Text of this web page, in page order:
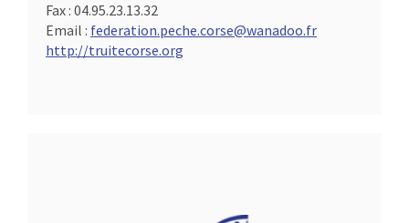
Fax : 04.95.23.13.32
Email : federation.peche.corse@wanadoo.fr
http://truitecorse.org